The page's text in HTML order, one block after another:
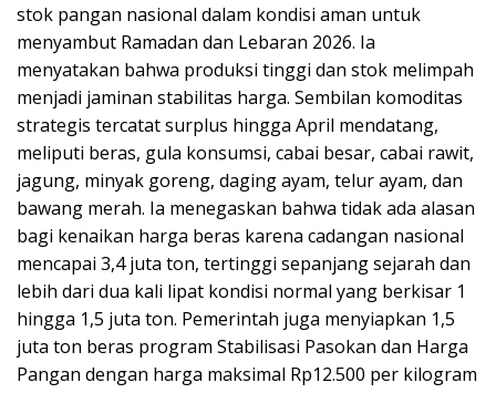
stok pangan nasional dalam kondisi aman untuk
menyambut Ramadan dan Lebaran 2026. Ia
menyatakan bahwa produksi tinggi dan stok melimpah
menjadi jaminan stabilitas harga. Sembilan komoditas
strategis tercatat surplus hingga April mendatang,
meliputi beras, gula konsumsi, cabai besar, cabai rawit,
jagung, minyak goreng, daging ayam, telur ayam, dan
bawang merah. Ia menegaskan bahwa tidak ada alasan
bagi kenaikan harga beras karena cadangan nasional
mencapai 3,4 juta ton, tertinggi sepanjang sejarah dan
lebih dari dua kali lipat kondisi normal yang berkisar 1
hingga 1,5 juta ton. Pemerintah juga menyiapkan 1,5
juta ton beras program Stabilisasi Pasokan dan Harga
Pangan dengan harga maksimal Rp12.500 per kilogram